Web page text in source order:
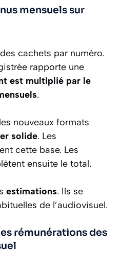
mensuels sur
cachets par numéro.
rapporte une
est multiplié par le
.
nouveaux formats
solide. Les
cette base. Les
ensuite le total.
estimations. Ils se
de l’audiovisuel.
rémunérations des